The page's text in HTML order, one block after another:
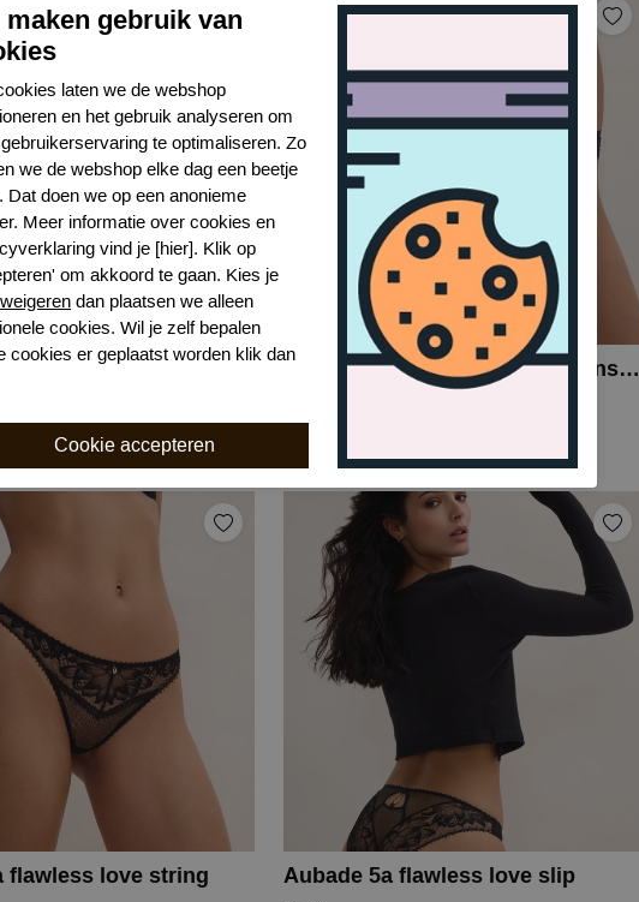
voodoo kiss hipster
NIEUW
Aubade 3d voodoo kiss italiaanse slip
flawless love string Aubade 5a flawless love slip
gebruik van
laten we de webshop
en het gebruik analyseren om
te optimaliseren. Zo
we de webshop elke dag een beetje
Dat doen we op een anonieme
Meer informatie over cookies en
vind je [hier]. Klik op
om akkoord te gaan. Kies je
weigeren dan plaatsen we alleen
cookies. Wil je zelf bepalen
cookies er geplaatst worden klik dan